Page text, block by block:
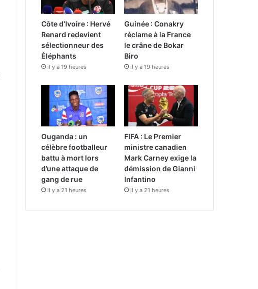
Côte d’Ivoire : Hervé
Renard redevient
sélectionneur des
Éléphants
il y a 19 heures
Guinée : Conakry
réclame à la France
le crâne de Bokar
Biro
il y a 19 heures
Ouganda : un
célèbre footballeur
battu à mort lors
d’une attaque de
gang de rue
il y a 21 heures
FIFA : Le Premier
ministre canadien
Mark Carney exige la
démission de Gianni
Infantino
il y a 21 heures